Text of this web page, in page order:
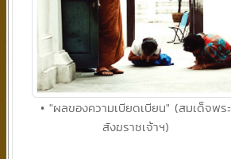
• "ผลของความเบียดเบียน" (สมเด็จพระ
สังฆราชเจ้าฯ)